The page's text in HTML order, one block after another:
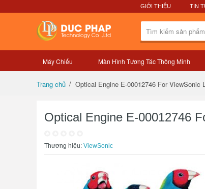
GIỚI THIỆU TIN
Tổng quan sản phẩm
Máy Chiếu Màn Hình Tương Tác Thông Minh
Trang chủ Optical Engine E-00012746 For ViewSonic
Optical Engine E-00012746
Thương hiệu: ViewSonic